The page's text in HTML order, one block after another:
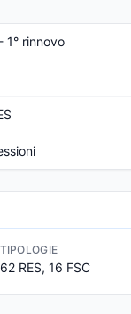
1° rinnovo
TIPOLOGIE
62 RES, 16 FSC